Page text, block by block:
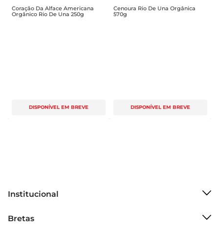
Coração Da Alface Americana
Orgânico Rio De Una 250g
DISPONÍVEL EM BREVE
Cenoura Rio De Una Orgânica
570g
DISPONÍVEL EM BREVE
Institucional
Grupo Cencosud
Bretas